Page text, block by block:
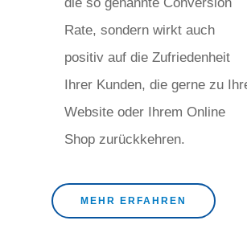
Rate, sondern wirkt auch
positiv auf die Zufriedenheit
Ihrer Kunden, die gerne zu
Website oder Ihrem Online
Shop zurückkehren.
MEHR ERFAHREN